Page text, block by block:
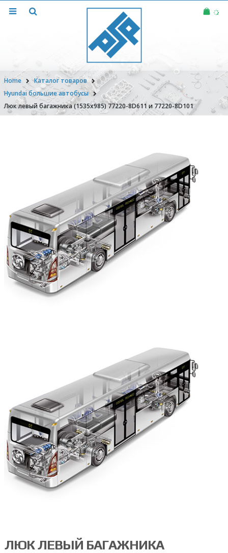
Home
Каталог товаров
Hyundai большие автобусы
Люк левый багажника (1535х985) 77220-8D611 и 77220-8D101
ЛЮК ЛЕВЫЙ БАГАЖНИКА